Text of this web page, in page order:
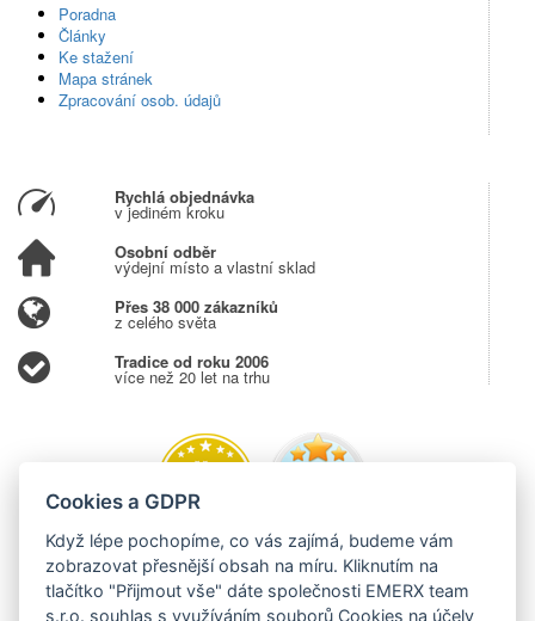
Poradna
Články
Ke stažení
Mapa stránek
Zpracování osob. údajů
Rychlá objednávka
v jediném kroku
Osobní odběr
výdejní místo a vlastní sklad
Přes 38 000 zákazníků
z celého světa
Tradice od roku 2006
více než 20 let na trhu
Cookies a GDPR
Když lépe pochopíme, co vás zajímá, budeme vám
zobrazovat přesnější obsah na míru. Kliknutím na
tlačítko "Přijmout vše" dáte společnosti EMERX team
s.r.o. souhlas s využíváním souborů Cookies na účely